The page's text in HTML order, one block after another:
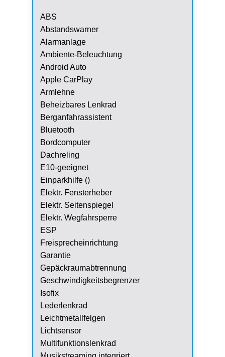
ABS
Abstandswarner
Alarmanlage
Ambiente-Beleuchtung
Android Auto
Apple CarPlay
Armlehne
Beheizbares Lenkrad
Berganfahrassistent
Bluetooth
Bordcomputer
Dachreling
E10-geeignet
Einparkhilfe ()
Elektr. Fensterheber
Elektr. Seitenspiegel
Elektr. Wegfahrsperre
ESP
Freisprecheinrichtung
Garantie
Gepäckraumabtrennung
Geschwindigkeitsbegrenzer
Isofix
Lederlenkrad
Leichtmetallfelgen
Lichtsensor
Multifunktionslenkrad